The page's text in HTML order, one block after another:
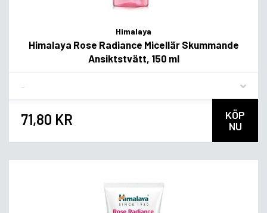
Himalaya
Himalaya Rose Radiance Micellär Skummande
Ansiktstvätt, 150 ml
71,80 KR
KÖP
NU